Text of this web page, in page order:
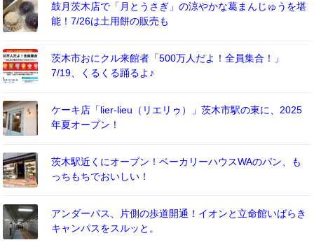
鼓月茨木店で「月とうさぎ」の涼やかな葛まんじゅうを堪
能！7/26は土用餅の販売も
茨木市おにクル来館者「500万人だよ！全員集合！」
7/19、くるくる踊るよ♪
ケーキ店「lier-lieu（リエリゥ）」茨木市駅の東に、2025
年夏オープン！
茨木駅近くにオープン！ベーカリーハウスWAのパン、も
っちもちでおいしい！
アンダーパス、片側の歩道開通！イオンと立命館いばらき
キャンパスをスルッと。